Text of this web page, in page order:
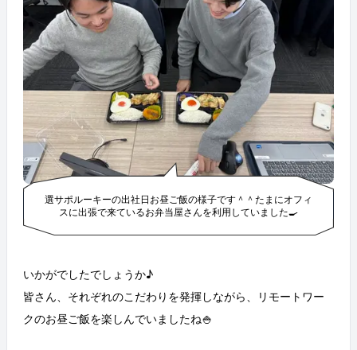
選サポルーキーの出社日お昼ご飯の様子です＾＾たまにオフィ
スに出張で来ているお弁当屋さんを利用していました🍳
いかがでしたでしょうか♪
皆さん、それぞれのこだわりを発揮しながら、リモートワー
クのお昼ご飯を楽しんでいましたね🍚